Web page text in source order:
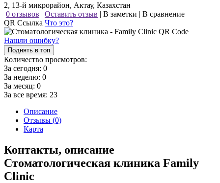
2, 13-й микрорайон, Актау, Казахстан
0 отзывов | Оставить отзыв | В заметки | В сравнение
QR Ссылка Что это?
Нашли ошибку?
Поднять в топ
Количество просмотров:
За сегодня: 0
За неделю: 0
За месяц: 0
За все время: 23
Описание
Отзывы (0)
Карта
Контакты, описание
Стоматологическая клиника Family
Clinic